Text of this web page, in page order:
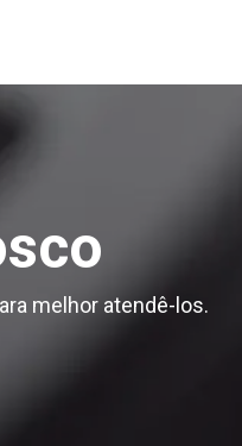
melhor atendê-los.